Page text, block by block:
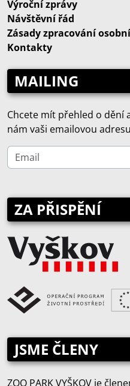
Výroční zprávy
Návštěvní řád
Zásady zpracování
Kontakty
MAILING
Chcete mít přehled o dění
nám vaši emailovou
ZA PŘISPĚNÍ
JSME ČLENY
ZOO PARK VYŠKOV je